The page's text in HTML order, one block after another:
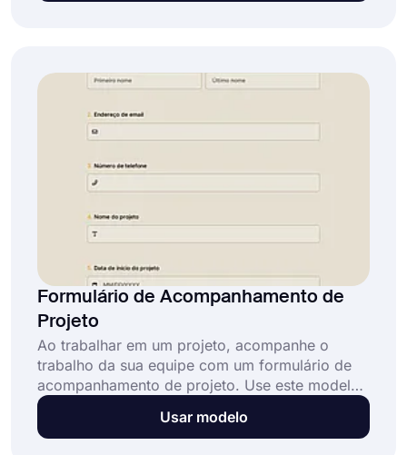
em codificação.
Formulário de Acompanhamento de
Projeto
Ao trabalhar em um projeto, acompanhe o
trabalho da sua equipe com um formulário de
acompanhamento de projeto. Use este modelo
de formulário de acompanhamento de projeto
gratuito no forms.app, edite a pergunta e torne
Usar modelo